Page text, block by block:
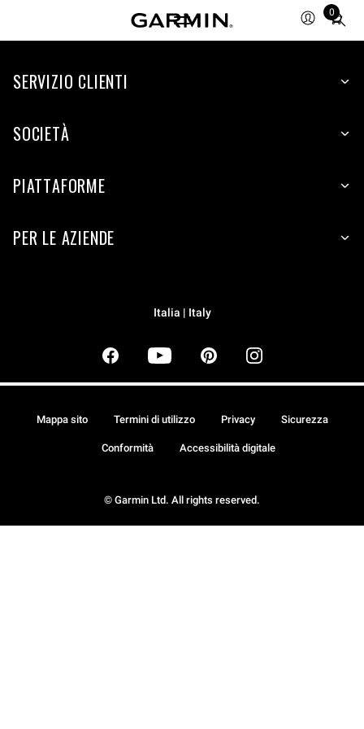
0
Total
items
cart:
SERVIZIO CLIENTI
SOCIETÀ
PIATTAFORME
PER LE AZIENDE
Italia | Italy
© Garmin Ltd. All rights reserved.
Mappa sito Termini di utilizzo Privacy Sicurezza
Conformità Accessibilità digitale